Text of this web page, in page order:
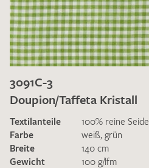
3091C-3
Doupion/Taffeta Kristall
Textilanteile
100% reine Seide
Farbe
weiß, grün
Breite
140 cm
Gewicht
100 g/lfm